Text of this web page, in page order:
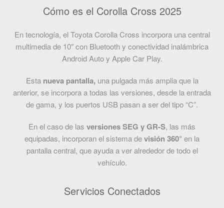
Cómo es el Corolla Cross 2025
En tecnología, el Toyota Corolla Cross incorpora una central
multimedia de 10″ con Bluetooth y conectividad inalámbrica
Android Auto y Apple Car Play.
Esta nueva pantalla, una pulgada más amplia que la
anterior, se incorpora a todas las versiones, desde la entrada
de gama, y los puertos USB pasan a ser del tipo “C”.
En el caso de las versiones SEG y GR-S, las más
equipadas, incorporan el sistema devisión 360° en la
pantalla central, que ayuda a ver alrededor de todo el
vehículo.
Servicios Conectados